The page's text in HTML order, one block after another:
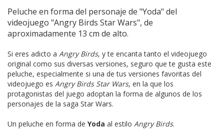
Peluche en forma del personaje de "Yoda" del
videojuego "Angry Birds Star Wars", de
aproximadamente 13 cm de alto.
Si eres adicto a Angry Birds, y te encanta tanto el videojuego
original como sus diversas versiones, seguro que te gusta este
peluche, especialmente si una de tus versiones favoritas del
videojuego es Angry Birds Star Wars, en la que los
protagonistas del juego adoptan la forma de algunos de los
personajes de la saga Star Wars.
Un peluche en forma de Yoda al estilo Angry Birds.